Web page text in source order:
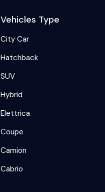
Vehicles Type
City Car
Hatchback
SUV
Hybrid
Elettrica
Coupe
Camion
Cabrio